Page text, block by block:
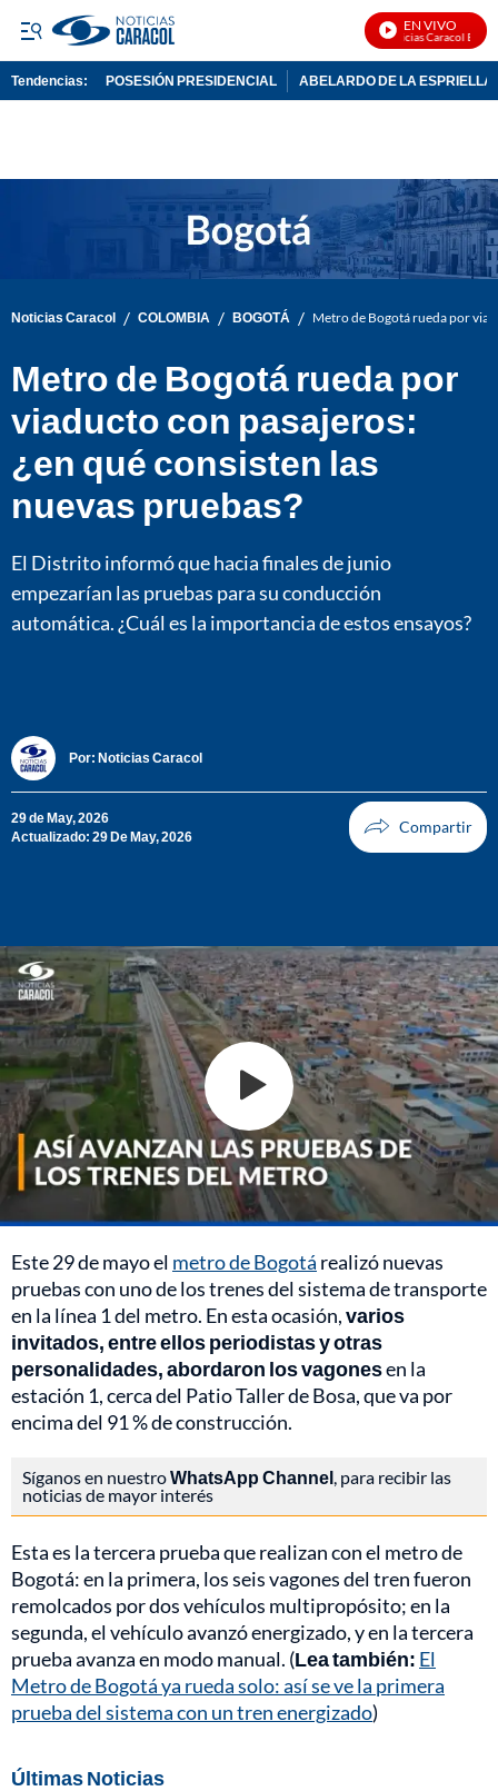
EN VIVO
Noticias Caracol En Vivo
Tendencias: POSESIÓN PRESIDENCIAL ABELARDO DE LA ESPRIELLA
Noticias Caracol / COLOMBIA / BOGOTÁ / Metro de Bogotá rueda por
Metro de Bogotá rueda por
viaducto con pasajeros:
¿en qué consisten las
nuevas pruebas?
El Distrito informó que hacia finales de junio
empezarían las pruebas para su conducción
automática. ¿Cuál es la importancia de estos ensayos?
Por: Noticias Caracol
29 de May, 2026
Actualizado: 29 De May, 2026
Este 29 de mayo el metro de Bogotá realizó nuevas
pruebas con uno de los trenes del sistema de transporte
en la línea 1 del metro. En esta ocasión,varios
invitados, entre ellos periodistas y otras
personalidades, abordaron los vagonesen la
estación 1, cerca del Patio Taller de Bosa, que va por
encima del 91 % de construcción.
Síganos en nuestroWhatsApp Channel , para recibir las
noticias de mayor interés
Esta es la tercera prueba que realizan con el metro de
Bogotá: en la primera, los seis vagones del tren fueron
remolcados por dos vehículos multipropósito; en la
segunda, el vehículo avanzó energizado, y en la tercera
prueba avanza en modo manual. (Lea también: El
Metro de Bogotá ya rueda solo: así se ve la primera
prueba del sistema con un tren energizado)
Últimas Noticias